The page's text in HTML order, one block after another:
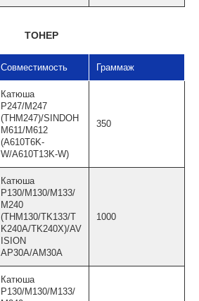
ТОНЕР
Совместимость Граммаж
Катюша
P247/M247
(THМ247)/SINDOH
M611/M612
(A610T6K-
W/A610T13K-W)
350
Катюша
P130/M130/M133/
M240
(THM130/TK133/T
K240A/TK240X)/AV
ISION
AP30A/AM30A
1000
Катюша
P130/M130/M133/